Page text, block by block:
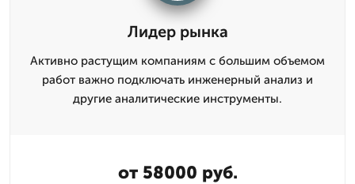
Лидер рынка
Активно растущим компаниям с большим объемом
работ важно подключать инженерный анализ и
другие аналитические инструменты.
от 58000 руб.